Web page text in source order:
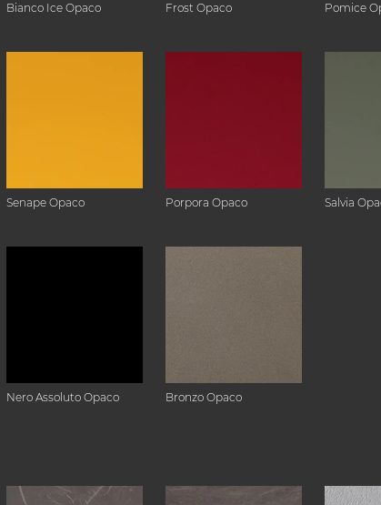
Bianco Ice Opaco Frost Opaco Pomice
Senape Opaco Porpora Opaco Salvia
Nero Assoluto Opaco Bronzo Opaco